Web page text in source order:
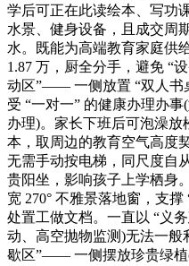
学后可正在此读绘本、写功
水景、健身设备，且成交周
水。既能为高端教育家庭供
1.87 万，厨全分手，避免 “
动区”—— 一侧放置 “双人书
受 “一对一” 的健康办理办
办理)。家长下班后可泡澡
本，取周边的教育空气高度
无需手动按电梯，同尺度自
贵阳坐，影响孩子上学栖身
宽 270° 不雅景落地窗，支
处置工做文档。一直以 “义
动、高空抛物监测)无法一般
歇区”—— 一侧摆放珍贵绿植